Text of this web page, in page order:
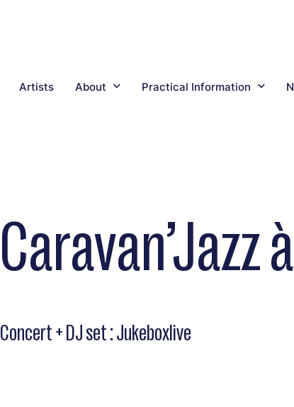
Artists About Practical Information
Caravan’Jazz
Concert + DJ set : Jukeboxlive